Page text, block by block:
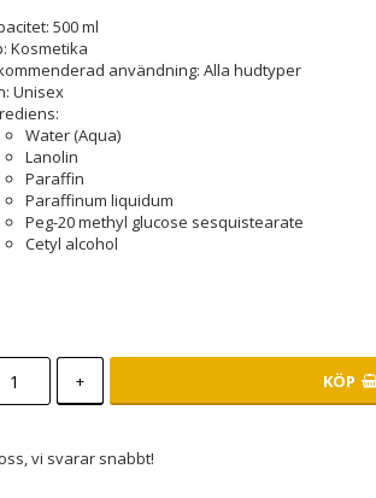
500 ml
Kosmetika
användning: Alla hudtyper
Unisex
Water (Aqua)
Lanolin
Paraffin
Paraffinum liquidum
Peg-20 methyl glucose sesquistearate
Cetyl alcohol
+ KÖP
vi svarar snabbt!